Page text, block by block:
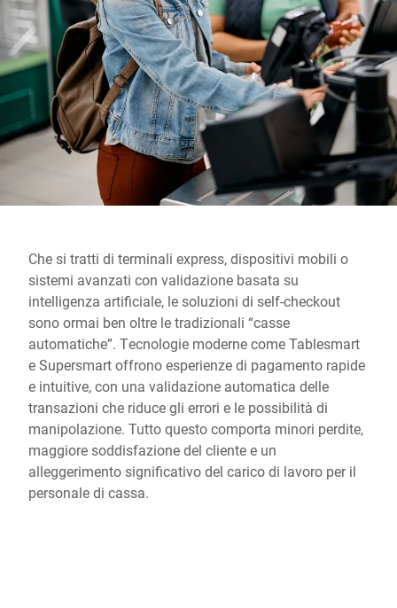
Sito web globale
Che si tratti di terminali express, dispositivi mobili o
sistemi avanzati con validazione basata su
intelligenza artificiale, le soluzioni di self-checkout
sono ormai ben oltre le tradizionali “casse
automatiche”. Tecnologie moderne come Tablesmart
e Supersmart offrono esperienze di pagamento rapide
e intuitive, con una validazione automatica delle
transazioni che riduce gli errori e le possibilità di
manipolazione. Tutto questo comporta minori perdite,
maggiore soddisfazione del cliente e un
alleggerimento significativo del carico di lavoro per il
personale di cassa.